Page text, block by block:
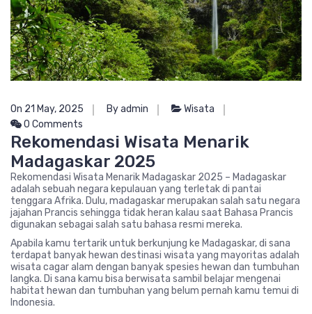
On 21 May, 2025 By admin
Wisata
0 Comments
Rekomendasi Wisata Menarik
Madagaskar 2025
Rekomendasi Wisata Menarik Madagaskar 2025 – Madagaskar
adalah sebuah negara kepulauan yang terletak di pantai
tenggara Afrika. Dulu, madagaskar merupakan salah satu negara
jajahan Prancis sehingga tidak heran kalau saat Bahasa Prancis
digunakan sebagai salah satu bahasa resmi mereka.
Apabila kamu tertarik untuk berkunjung ke Madagaskar, di sana
terdapat banyak hewan destinasi wisata yang mayoritas adalah
wisata cagar alam dengan banyak spesies hewan dan tumbuhan
langka. Di sana kamu bisa berwisata sambil belajar mengenai
habitat hewan dan tumbuhan yang belum pernah kamu temui di
Indonesia.